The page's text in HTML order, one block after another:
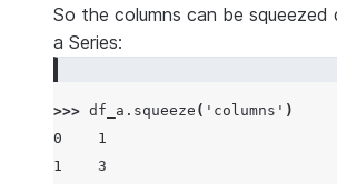
So the columns can be squeezed
a Series:
>>> df_a . squeeze ( 'columns' )
0    1
1    3